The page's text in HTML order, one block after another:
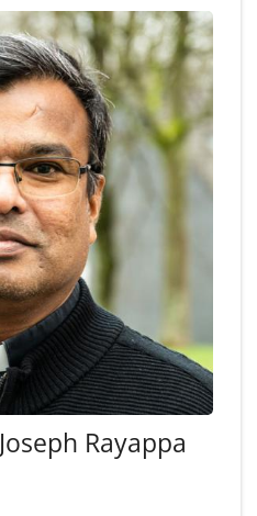
Joseph Rayappa